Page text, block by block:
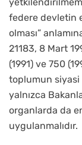
federe devletin
olması”
21183, 8 Mart
(1991) ve 750
toplumun siyasi
yalnızca
organlarda da
uygulanmalıdır.